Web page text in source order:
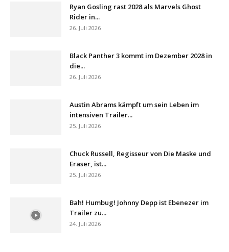
Ryan Gosling rast 2028 als Marvels Ghost
Rider in...
26. Juli 2026
Black Panther 3 kommt im Dezember 2028 in
die...
26. Juli 2026
Austin Abrams kämpft um sein Leben im
intensiven Trailer...
25. Juli 2026
Chuck Russell, Regisseur von Die Maske und
Eraser, ist...
25. Juli 2026
Bah! Humbug! Johnny Depp ist Ebenezer im
Trailer zu...
24. Juli 2026